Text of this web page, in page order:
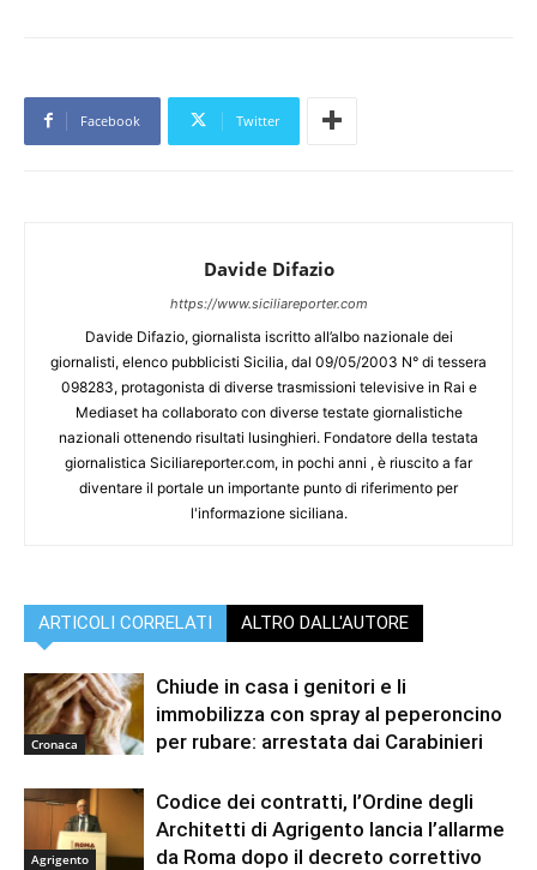
Facebook Twitter
Davide Difazio
https://www.siciliareporter.com
Davide Difazio, giornalista iscritto all’albo nazionale dei
giornalisti, elenco pubblicisti Sicilia, dal 09/05/2003 N° di tessera
098283, protagonista di diverse trasmissioni televisive in Rai e
Mediaset ha collaborato con diverse testate giornalistiche
nazionali ottenendo risultati lusinghieri. Fondatore della testata
giornalistica Siciliareporter.com, in pochi anni , è riuscito a far
diventare il portale un importante punto di riferimento per
l'informazione siciliana.
ARTICOLI CORRELATI ALTRO DALL'AUTORE
Cronaca
Chiude in casa i genitori e li
immobilizza con spray al peperoncino
per rubare: arrestata dai Carabinieri
Agrigento
Codice dei contratti, l’Ordine degli
Architetti di Agrigento lancia l’allarme
da Roma dopo il decreto correttivo